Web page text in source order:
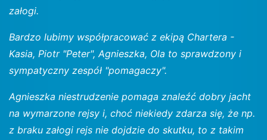
załogi.
Bardzo lubimy współpracować z ekipą Chartera -
Kasia, Piotr "Peter", Agnieszka, Ola to sprawdzony i
sympatyczny zespół "pomagaczy".
Agnieszka niestrudzenie pomaga znaleźć dobry jacht
na wymarzone rejsy i, choć niekiedy zdarza się, że np.
z braku załogi rejs nie dojdzie do skutku, to z takim